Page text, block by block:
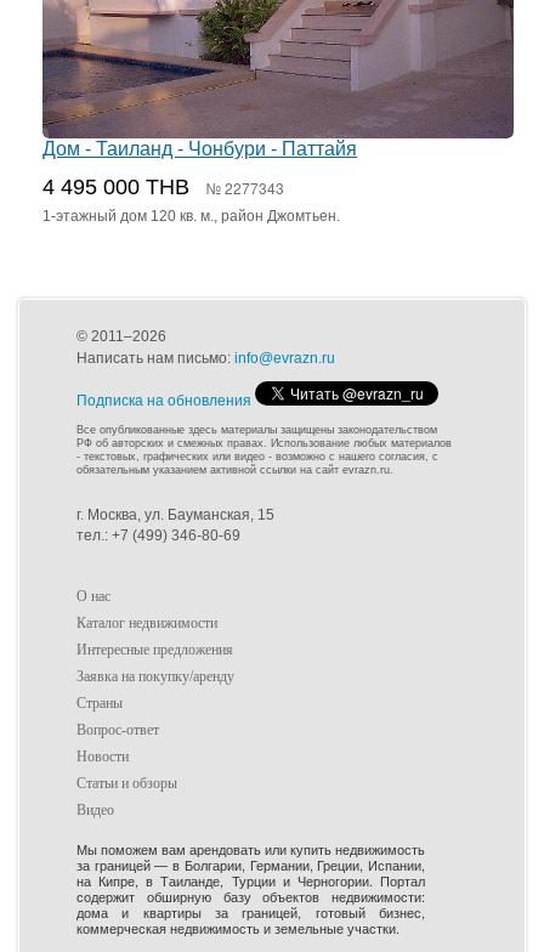
Дом - Таиланд - Чонбури - Паттайя
4 495 000 THB № 2277343
1-этажный дом 120 кв. м., район Джомтьен.
© 2011–2026
Написать нам письмо: info@evrazn.ru
Подписка на обновления
Все опубликованные здесь материалы защищены законодательством
РФ об авторских и смежных правах. Использование любых материалов
- текстовых, графических или видео - возможно с нашего согласия, с
обязательным указанием активной ссылки на сайт evrazn.ru.
г. Москва, ул. Бауманская, 15
тел.: +7 (499) 346-80-69
О нас
Каталог недвижимости
Интересные предложения
Заявка на покупку/аренду
Страны
Вопрос-ответ
Новости
Статьи и обзоры
Видео
Мы поможем вам арендовать или купить недвижимость
за границей — в Болгарии, Германии, Греции, Испании,
на Кипре, в Таиланде, Турции и Черногории. Портал
содержит обширную базу объектов недвижимости:
дома и квартиры за границей, готовый бизнес,
коммерческая недвижимость и земельные участки.